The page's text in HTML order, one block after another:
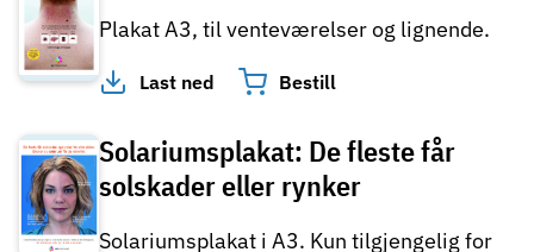
Plakat A3, til venteværelser og lignende.
Last ned Bestill
Solariumsplakat: De fleste får
solskader eller rynker
Solariumsplakat i A3. Kun tilgjengelig for